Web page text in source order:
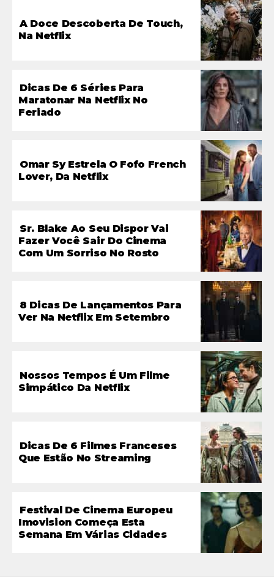
A Doce Descoberta De Touch,
Na Netflix
Dicas De 6 Séries Para
Maratonar Na Netflix No
Feriado
Omar Sy Estrela O Fofo French
Lover, Da Netflix
Sr. Blake Ao Seu Dispor Vai
Fazer Você Sair Do Cinema
Com Um Sorriso No Rosto
8 Dicas De Lançamentos Para
Ver Na Netflix Em Setembro
Nossos Tempos É Um Filme
Simpático Da Netflix
Dicas De 6 Filmes Franceses
Que Estão No Streaming
Festival De Cinema Europeu
Imovision Começa Esta
Semana Em Várias Cidades